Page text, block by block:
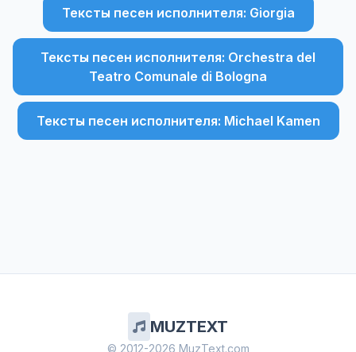
Тексты песен исполнителя: Giorgia
Тексты песен исполнителя: Orchestra del
Teatro Comunale di Bologna
Тексты песен исполнителя: Michael Kamen
MUZTEXT
© 2012-2026 MuzText.com